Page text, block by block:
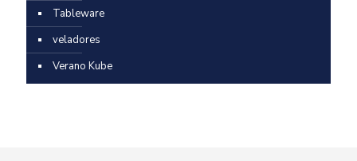
Tableware
veladores
Verano Kube